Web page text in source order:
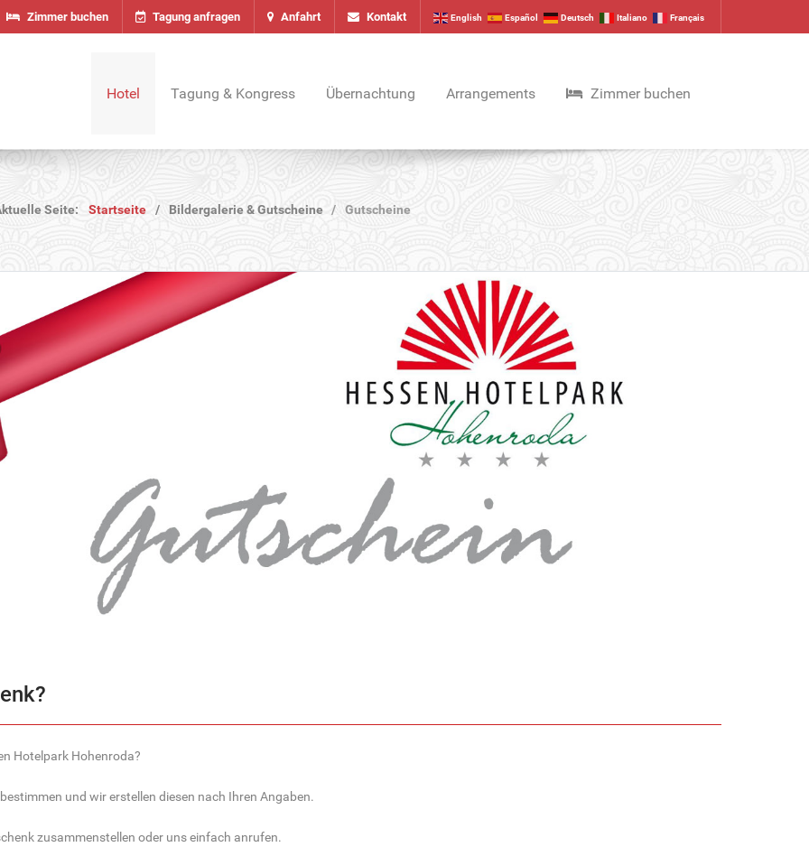
Zimmer buchen Tagung anfragen Anfahrt Kontakt English Español Deutsch Italiano Français
Hotel Tagung & Kongress Übernachtung Arrangements Zimmer buchen
Seite: Startseite Bildergalerie & Gutscheine Gutscheine
Hotelpark Hohenroda?
und wir erstellen diesen nach Ihren Angaben.
zusammenstellen oder uns einfach anrufen.